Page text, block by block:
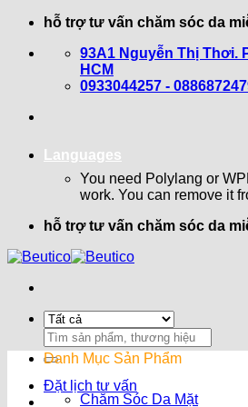
hỗ trợ tư vấn chăm sóc da
93A1 Nguyễn Thị Thơi.
HCM
0933044257 -
Languages
You need Polylang or
work. You can remove it
hỗ trợ tư vấn chăm sóc da
Search
for:
Đặt lịch tư vấn
Danh Mục Sản Phẩm
Chăm Sóc Da Mặt